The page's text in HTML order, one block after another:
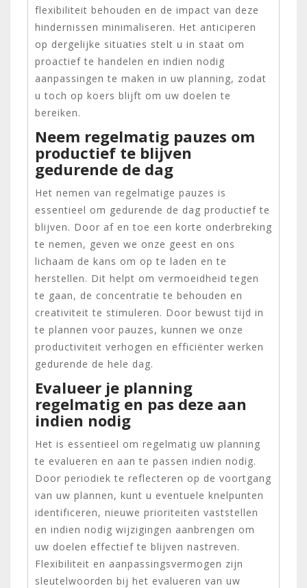
flexibiliteit behouden en de impact van deze
hindernissen minimaliseren. Het anticiperen
op dergelijke situaties stelt u in staat om
proactief te handelen en indien nodig
aanpassingen te maken in uw planning, zodat
u toch op koers blijft om uw doelen te
bereiken.
Neem regelmatig pauzes om
productief te blijven
gedurende de dag
Het nemen van regelmatige pauzes is
essentieel om gedurende de dag productief te
blijven. Door af en toe een korte onderbreking
te nemen, geven we onze geest en ons
lichaam de kans om op te laden en te
herstellen. Dit helpt om vermoeidheid tegen
te gaan, de concentratie te behouden en
creativiteit te stimuleren. Door bewust tijd in
te plannen voor pauzes, kunnen we onze
productiviteit verhogen en efficiënter werken
gedurende de hele dag.
Evalueer je planning
regelmatig en pas deze aan
indien nodig
Het is essentieel om regelmatig uw planning
te evalueren en aan te passen indien nodig.
Door periodiek te reflecteren op de voortgang
van uw plannen, kunt u eventuele knelpunten
identificeren, nieuwe prioriteiten vaststellen
en indien nodig wijzigingen aanbrengen om
uw doelen effectief te blijven nastreven.
Flexibiliteit en aanpassingsvermogen zijn
sleutelwoorden bij het evalueren van uw